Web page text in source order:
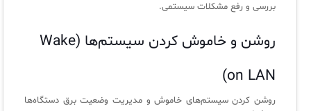
بررسی و رفع مشکلات سیستمی.
روشن و خاموش کردن سیستم‌ها (Wake
on LAN)
روشن کردن سیستم‌های خاموش و مدیریت وضعیت برق دستگاه‌ها
DDI